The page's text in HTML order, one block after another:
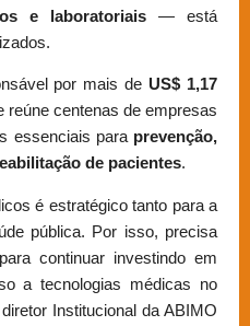
e laboratoriais — está
por mais de US$ 1,17
reúne centenas de empresas
essenciais para prevenção,
de pacientes.
é estratégico tanto para a
pública. Por isso, precisa
continuar investindo em
a tecnologias médicas no
Institucional da ABIMO